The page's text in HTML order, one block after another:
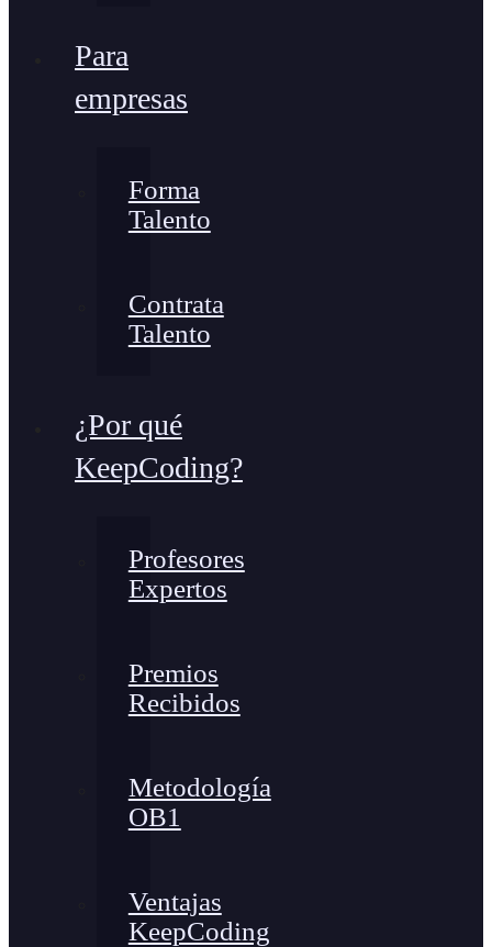
Para
empresas
Forma
Talento
Contrata
Talento
¿Por qué
KeepCoding?
Profesores
Expertos
Premios
Recibidos
Metodología
OB1
Ventajas
KeepCoding